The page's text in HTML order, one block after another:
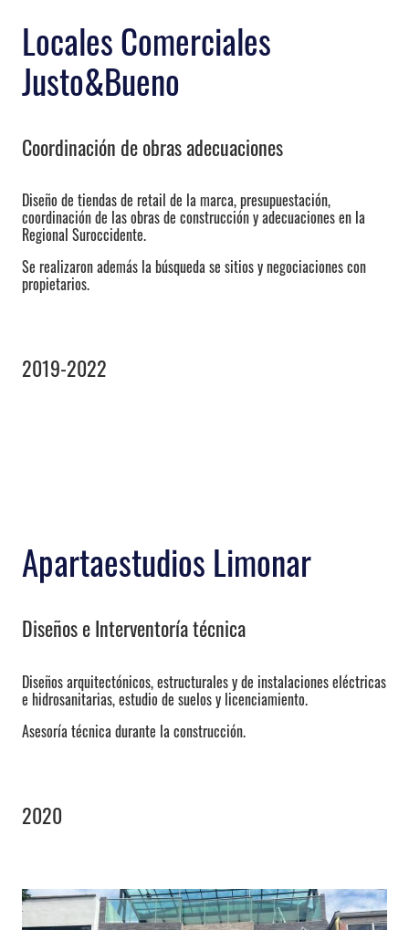
Locales Comerciales
Justo&Bueno
Coordinación de obras adecuaciones
Diseño de tiendas de retail de la marca, presupuestación,
coordinación de las obras de construcción y adecuaciones en la
Regional Suroccidente.
Se realizaron además la búsqueda se sitios y negociaciones con
propietarios.
2019-2022
Apartaestudios Limonar
Diseños e Interventoría técnica
Diseños arquitectónicos, estructurales y de instalaciones eléctricas
e hidrosanitarias, estudio de suelos y licenciamiento.
Asesoría técnica durante la construcción.
2020